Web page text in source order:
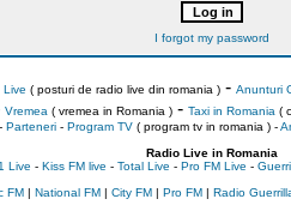
I forgot my password
Live ( posturi de radio live din romania )- Anunturi
Vremea ( vremea in Romania )- Taxi in Romania (
- Parteneri- Program TV( program tv in romania )-
Radio Live in Romania
Live - Kiss FM live - Total Live - Pro FM Live -
FM| National FM| City FM| Pro FM| Radio